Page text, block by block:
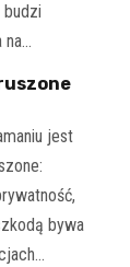
budzi
na…
jest
bywa